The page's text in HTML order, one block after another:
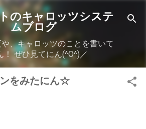
てメイン コンテンツに移動
のキャロッツシステ
ムブログ
、キャロッツのことを書いて
！ ぜひ見てにん(^O^)／
をみたにん☆